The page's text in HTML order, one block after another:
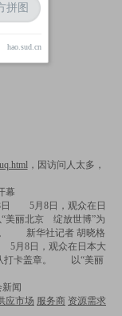
，因访问人太多，
幕
日 5月8日，观众在日
美丽北京 绽放世博”为
。 新华社记者 胡晓格
月8日，观众在日本大
队打卡盖章。 以“美丽
闻
应市场 服务商 资源需求
拼图
hao.sud.cn